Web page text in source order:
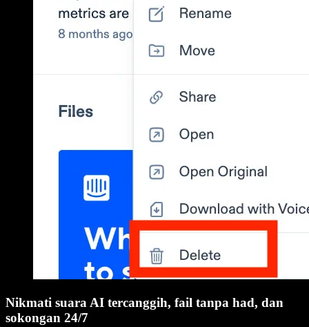
Nikmati suara AI tercanggih, fail tanpa had, dan
sokongan 24/7